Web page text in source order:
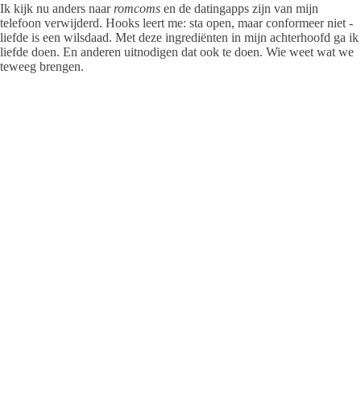
Ik kijk nu anders naar romcoms en de datingapps zijn van mijn
telefoon verwijderd. Hooks leert me: sta open, maar conformeer niet -
liefde is een wilsdaad. Met deze ingrediënten in mijn achterhoofd ga ik
liefde doen. En anderen uitnodigen dat ook te doen. Wie weet wat we
teweeg brengen.